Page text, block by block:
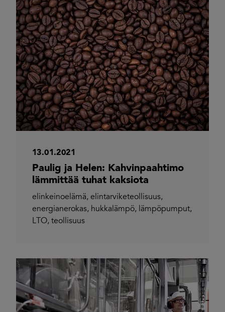
13.01.2021
Paulig ja Helen: Kahvinpaahtimo
lämmittää tuhat kaksiota
elinkeinoelämä, elintarviketeollisuus,
energianerokas, hukkalämpö, lämpöpumput,
LTO, teollisuus